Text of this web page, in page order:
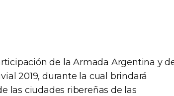
de la Armada Argentina y
2019, durante la cual brindará
las ciudades ribereñas de las